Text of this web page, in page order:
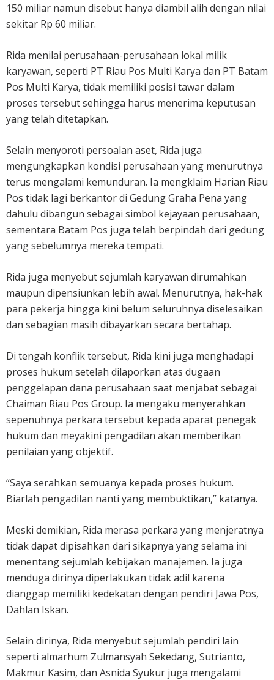
150 miliar namun disebut hanya diambil alih dengan nilai
sekitar Rp 60 miliar.
Rida menilai perusahaan-perusahaan lokal milik
karyawan, seperti PT Riau Pos Multi Karya dan PT Batam
Pos Multi Karya, tidak memiliki posisi tawar dalam
proses tersebut sehingga harus menerima keputusan
yang telah ditetapkan.
Selain menyoroti persoalan aset, Rida juga
mengungkapkan kondisi perusahaan yang menurutnya
terus mengalami kemunduran. Ia mengklaim Harian Riau
Pos tidak lagi berkantor di Gedung Graha Pena yang
dahulu dibangun sebagai simbol kejayaan perusahaan,
sementara Batam Pos juga telah berpindah dari gedung
yang sebelumnya mereka tempati.
Rida juga menyebut sejumlah karyawan dirumahkan
maupun dipensiunkan lebih awal. Menurutnya, hak-hak
para pekerja hingga kini belum seluruhnya diselesaikan
dan sebagian masih dibayarkan secara bertahap.
Di tengah konflik tersebut, Rida kini juga menghadapi
proses hukum setelah dilaporkan atas dugaan
penggelapan dana perusahaan saat menjabat sebagai
Chaiman Riau Pos Group. Ia mengaku menyerahkan
sepenuhnya perkara tersebut kepada aparat penegak
hukum dan meyakini pengadilan akan memberikan
penilaian yang objektif.
“Saya serahkan semuanya kepada proses hukum.
Biarlah pengadilan nanti yang membuktikan,” katanya.
Meski demikian, Rida merasa perkara yang menjeratnya
tidak dapat dipisahkan dari sikapnya yang selama ini
menentang sejumlah kebijakan manajemen. Ia juga
menduga dirinya diperlakukan tidak adil karena
dianggap memiliki kedekatan dengan pendiri Jawa Pos,
Dahlan Iskan.
Selain dirinya, Rida menyebut sejumlah pendiri lain
seperti almarhum Zulmansyah Sekedang, Sutrianto,
Makmur Kasim, dan Asnida Syukur juga mengalami